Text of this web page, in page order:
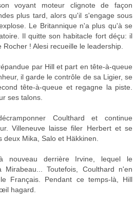
voyant moteur clignote de façon
plus tard, alors qu'il s'engage sous
Le Britannique n'a plus qu'à se
Il quitte son habitacle fort déçu: il
! Alesi recueille le leadership.
par Hill et part en tête-à-queue
il garde le contrôle de sa Ligier, se
tête-à-queue et regagne la piste.
ses talons.
Coulthard et continue
Villeneuve laisse filer Herbert et se
Mika, Salo et Häkkinen.
nouveau derrière Irvine, lequel le
Toutefois, Coulthard n'en
Français. Pendant ce temps-là, Hill
hagard.